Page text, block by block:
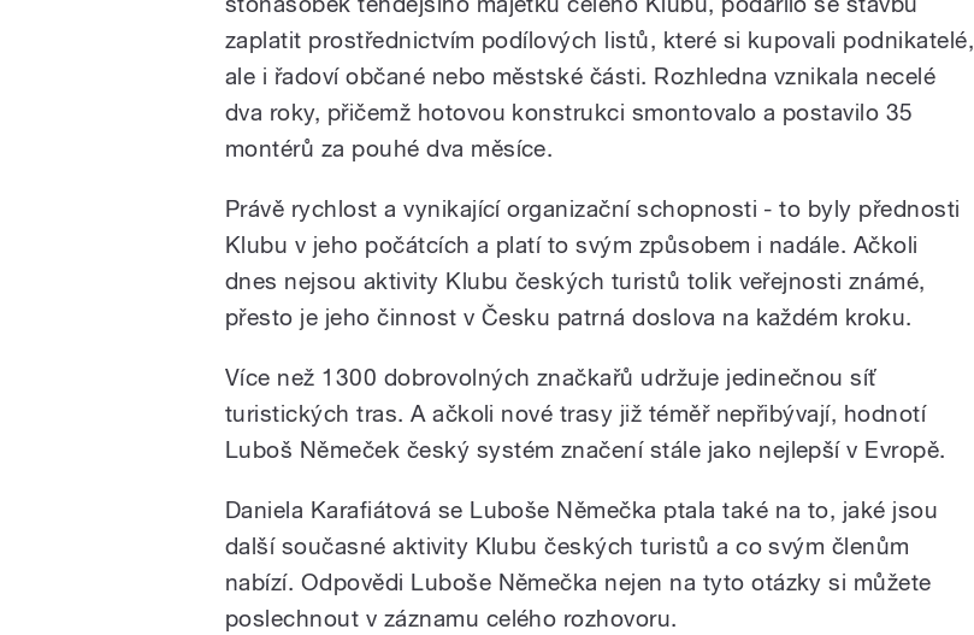
zaplatit prostřednictvím podílových listů, které si kupovali podnikatelé,
ale i řadoví občané nebo městské části. Rozhledna vznikala necelé
dva roky, přičemž hotovou konstrukci smontovalo a postavilo 35
montérů za pouhé dva měsíce.
Právě rychlost a vynikající organizační schopnosti - to byly přednosti
Klubu v jeho počátcích a platí to svým způsobem i nadále. Ačkoli
dnes nejsou aktivity Klubu českých turistů tolik veřejnosti známé,
přesto je jeho činnost v Česku patrná doslova na každém kroku.
Více než 1300 dobrovolných značkařů udržuje jedinečnou síť
turistických tras. A ačkoli nové trasy již téměř nepřibývají, hodnotí
Luboš Němeček český systém značení stále jako nejlepší v Evropě.
Daniela Karafiátová se Luboše Němečka ptala také na to, jaké jsou
další současné aktivity Klubu českých turistů a co svým členům
nabízí. Odpovědi Luboše Němečka nejen na tyto otázky si můžete
poslechnout v záznamu celého rozhovoru.